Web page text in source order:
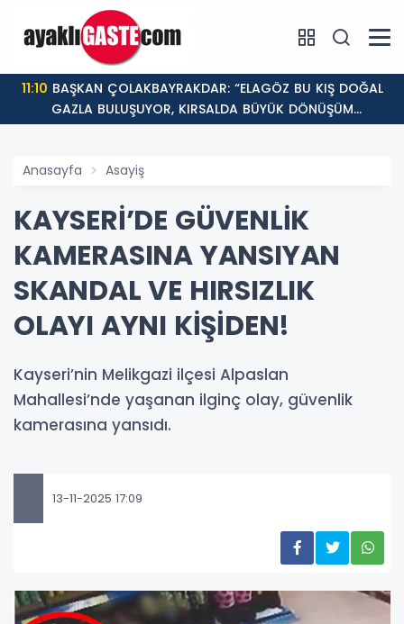
11:10
GAZLA BULUŞUYOR, KIRSALDA BÜYÜK DÖNÜŞÜM
BAŞLIYOR!”
Anasayfa Asayiş
KAYSERİ’DE GÜVENLİK
KAMERASINA YANSIYAN
SKANDAL VE HIRSIZLIK
OLAYI AYNI KİŞİDEN!
Kayseri’nin Melikgazi ilçesi Alpaslan
Mahallesi’nde yaşanan ilginç olay, güvenlik
kamerasına yansıdı.
13-11-2025 17:09